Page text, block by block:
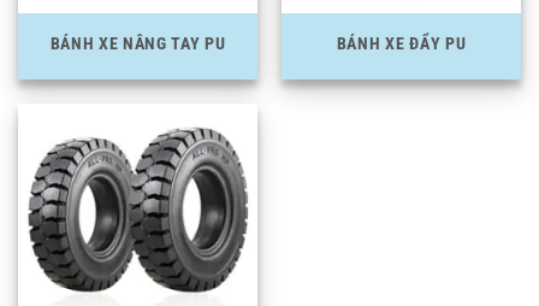
BÁNH XE NÂNG TAY PU BÁNH XE ĐẨY PU